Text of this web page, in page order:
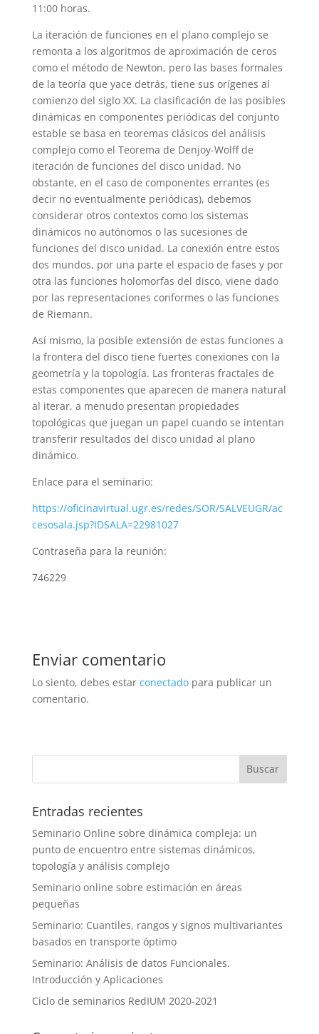
11:00 horas.
La iteración de funciones en el plano complejo se
remonta a los algoritmos de aproximación de ceros
como el método de Newton, pero las bases formales
de la teoría que yace detrás, tiene sus orígenes al
comienzo del siglo XX. La clasificación de las posibles
dinámicas en componentes periódicas del conjunto
estable se basa en teoremas clásicos del análisis
complejo como el Teorema de Denjoy-Wolff de
iteración de funciones del disco unidad. No
obstante, en el caso de componentes errantes (es
decir no eventualmente periódicas), debemos
considerar otros contextos como los sistemas
dinámicos no autónomos o las sucesiones de
funciones del disco unidad. La conexión entre estos
dos mundos, por una parte el espacio de fases y por
otra las funciones holomorfas del disco, viene dado
por las representaciones conformes o las funciones
de Riemann.
Así mismo, la posible extensión de estas funciones a
la frontera del disco tiene fuertes conexiones con la
geometría y la topología. Las fronteras fractales de
estas componentes que aparecen de manera natural
al iterar, a menudo presentan propiedades
topológicas que juegan un papel cuando se intentan
transferir resultados del disco unidad al plano
dinámico.
Enlace para el seminario:
https://oficinavirtual.ugr.es/redes/SOR/SALVEUGR/ac
cesosala.jsp?IDSALA=22981027
Contraseña para la reunión:
746229
Enviar comentario
Lo siento, debes estar conectadopara publicar un
comentario.
Entradas recientes
Seminario Online sobre dinámica compleja: un
punto de encuentro entre sistemas dinámicos,
topología y análisis complejo
Seminario online sobre estimación en áreas
pequeñas
Seminario: Cuantiles, rangos y signos multivariantes
basados en transporte óptimo
Seminario: Análisis de datos Funcionales.
Introducción y Aplicaciones
Ciclo de seminarios RedIUM 2020-2021